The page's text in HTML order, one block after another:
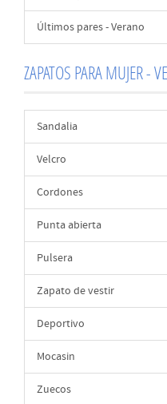
Últimos pares - Verano
ZAPATOS PARA MUJER -
Sandalia
Velcro
Cordones
Punta abierta
Pulsera
Zapato de vestir
Deportivo
Mocasin
Zuecos